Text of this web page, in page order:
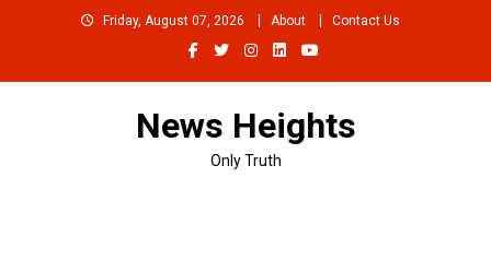
Friday, August 07, 2026 About Contact Us
News Heights
Only Truth